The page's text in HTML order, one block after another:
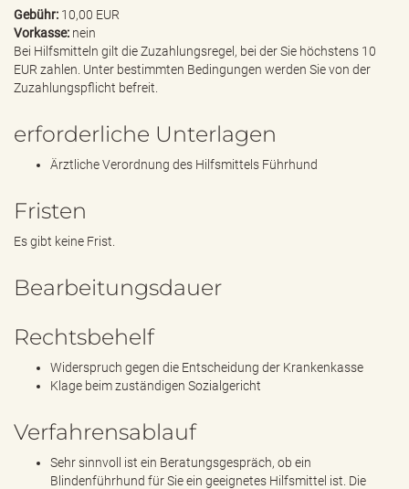
Gebühr: 10,00 EUR
Vorkasse: nein
Bei Hilfsmitteln gilt die Zuzahlungsregel, bei der Sie höchstens 10
EUR zahlen. Unter bestimmten Bedingungen werden Sie von der
Zuzahlungspflicht befreit.
erforderliche Unterlagen
Ärztliche Verordnung des Hilfsmittels Führhund
Fristen
Es gibt keine Frist.
Bearbeitungsdauer
Rechtsbehelf
Widerspruch gegen die Entscheidung der Krankenkasse
Klage beim zuständigen Sozialgericht
Verfahrensablauf
Sehr sinnvoll ist ein Beratungsgespräch, ob ein
Blindenführhund für Sie ein geeignetes Hilfsmittel ist. Die